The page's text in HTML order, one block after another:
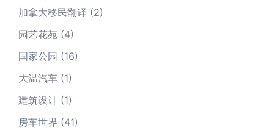
加拿大移民翻译 (2)
园艺花苑 (4)
国家公园 (16)
大温汽车 (1)
建筑设计 (1)
房车世界 (41)